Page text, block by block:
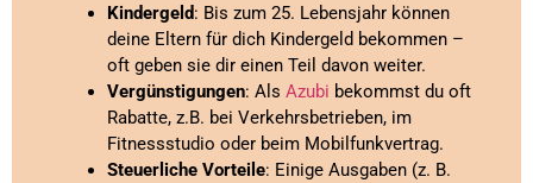
Kindergeld: Bis zum 25. Lebensjahr können
deine Eltern für dich Kindergeld bekommen –
oft geben sie dir einen Teil davon weiter.
Vergünstigungen: Als Azubi bekommst du oft
Rabatte, z.B. bei Verkehrsbetrieben, im
Fitnessstudio oder beim Mobilfunkvertrag.
Steuerliche Vorteile: Einige Ausgaben (z. B.